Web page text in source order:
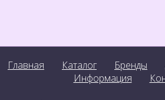
Главная Каталог Бренды
Информация